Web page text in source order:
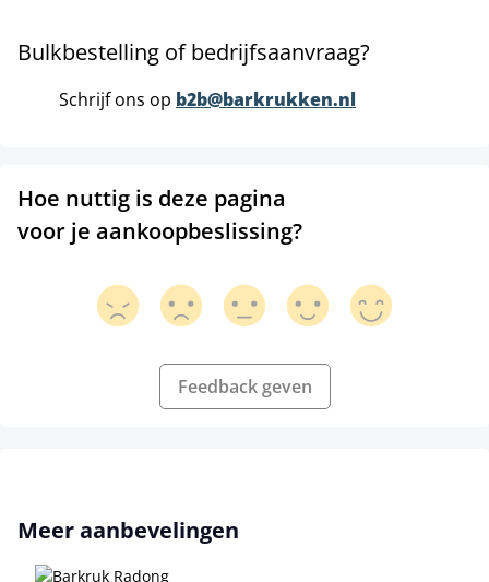
Bulkbestelling of bedrijfsaanvraag?
Schrijf ons op b2b@barkrukken.nl
Hoe nuttig is deze pagina
voor je aankoopbeslissing?
Feedback geven
Productgalerij overslaan
Meer aanbevelingen